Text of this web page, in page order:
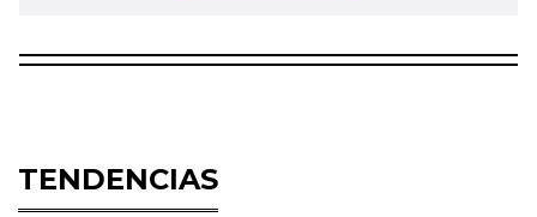
TENDENCIAS